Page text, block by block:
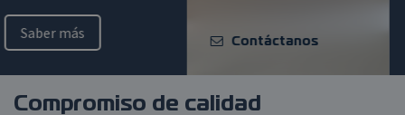
Saber más Contáctanos
Compromiso de calidad